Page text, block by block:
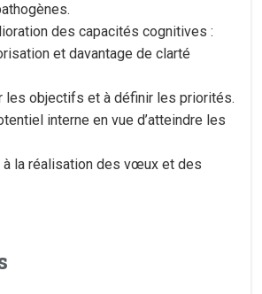
des capacités cognitives :
et davantage de clarté
les objectifs et à définir les priorités.
interne en vue d’atteindre les
à la réalisation des vœux et des